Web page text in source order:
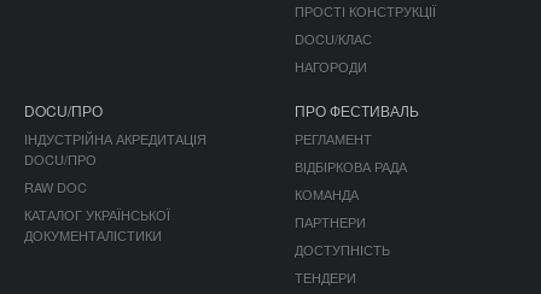
ПРОСТІ КОНСТРУКЦІЇ
DOCU/КЛАС
НАГОРОДИ
DOCU/ПРО
ІНДУСТРІЙНА АКРЕДИТАЦІЯ
DOCU/ПРО
RAW DOC
КАТАЛОГ УКРАЇНСЬКОЇ
ДОКУМЕНТАЛІСТИКИ
ПРО ФЕСТИВАЛЬ
РЕГЛАМЕНТ
ВІДБІРКОВА РАДА
КОМАНДА
ПАРТНЕРИ
ДОСТУПНІСТЬ
ТЕНДЕРИ